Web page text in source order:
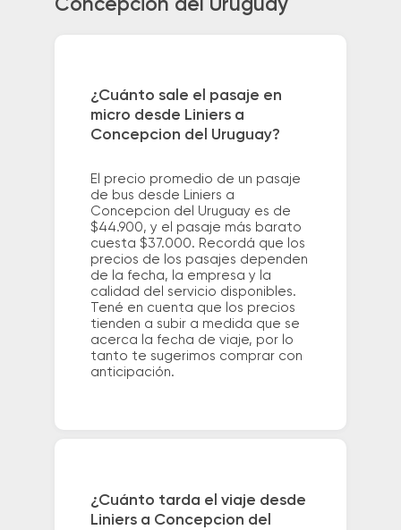
Concepcion del Uruguay
¿Cuánto sale el pasaje en
micro desde Liniers a
Concepcion del Uruguay?
El precio promedio de un pasaje
de bus desde Liniers a
Concepcion del Uruguay es de
$44.900, y el pasaje más barato
cuesta $37.000. Recordá que los
precios de los pasajes dependen
de la fecha, la empresa y la
calidad del servicio disponibles.
Tené en cuenta que los precios
tienden a subir a medida que se
acerca la fecha de viaje, por lo
tanto te sugerimos comprar con
anticipación.
¿Cuánto tarda el viaje desde
Liniers a Concepcion del